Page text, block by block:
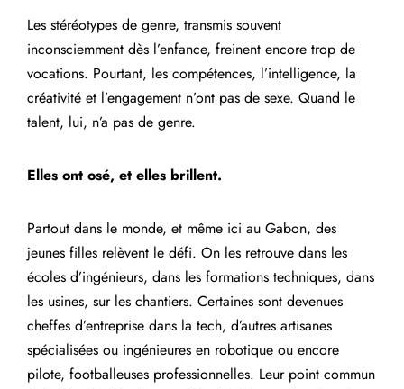
Les stéréotypes de genre, transmis souvent
inconsciemment dès l’enfance, freinent encore trop de
vocations. Pourtant, les compétences, l’intelligence, la
créativité et l’engagement n’ont pas de sexe. Quand le
talent, lui, n’a pas de genre.
Elles ont osé, et elles brillent.
Partout dans le monde, et même ici au Gabon, des
jeunes filles relèvent le défi. On les retrouve dans les
écoles d’ingénieurs, dans les formations techniques, dans
les usines, sur les chantiers. Certaines sont devenues
cheffes d’entreprise dans la tech, d’autres artisanes
spécialisées ou ingénieures en robotique ou encore
pilote, footballeuses professionnelles. Leur point commun